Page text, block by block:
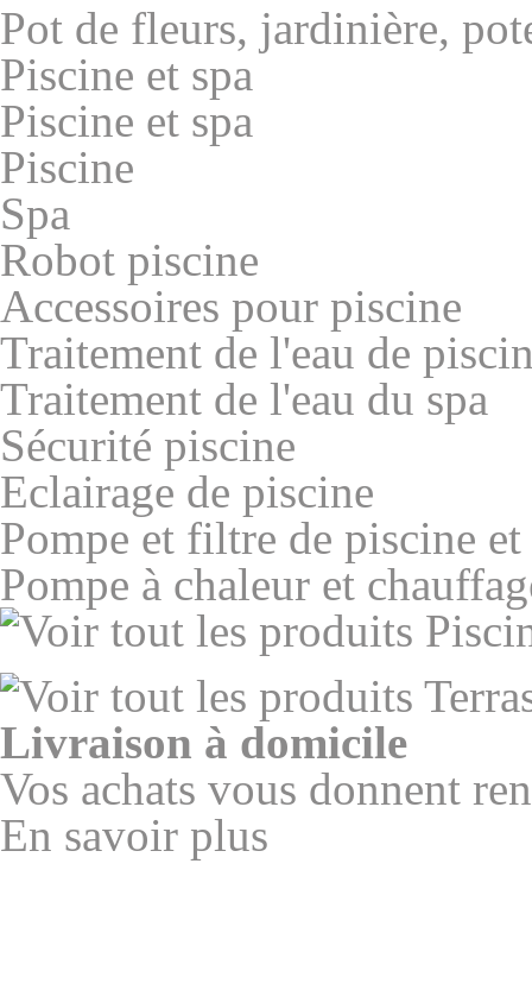
Pot de fleurs, jardinière,
Piscine et spa
Piscine et spa
Piscine
Spa
Robot piscine
Accessoires pour piscine
Traitement de l'eau de
Traitement de l'eau du spa
Sécurité piscine
Eclairage de piscine
Pompe et filtre de piscine et
Pompe à chaleur et
Livraison à domicile
Vos achats vous donnent
En savoir plus